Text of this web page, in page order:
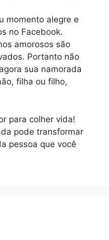
momento alegre e
no Facebook.
amorosos são
Portanto não
sua namorada
filha ou filho,
para colher vida!
pode transformar
pessoa que você